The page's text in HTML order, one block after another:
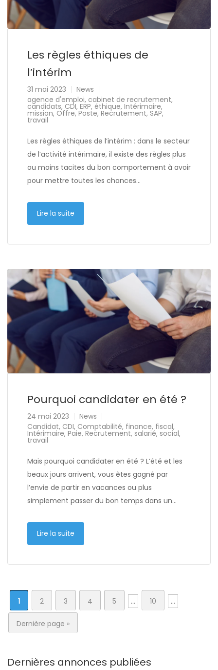
Les règles éthiques de
l’intérim
31 mai 2023
News
agence d'emploi, cabinet de recrutement,
candidats, CDI, ERP, éthique, Intérimaire,
mission, Offre, Poste, Recrutement, SAP,
travail
Les règles éthiques de l’intérim : dans le secteur
de l’activité intérimaire, il existe des règles plus
ou moins tacites du bon comportement à avoir
pour mettre toutes les chances…
Lire la suite
Pourquoi candidater en été ?
24 mai 2023
News
Candidat, CDI, Comptabilité, finance, fiscal,
Intérimaire, Paie, Recrutement, salarié, social,
travail
Mais pourquoi candidater en été ? L’été et les
beaux jours arrivent, vous êtes gagné par
l’envie de partir en vacances ou plus
simplement passer du bon temps dans un…
Lire la suite
1 2 3 4 5 ... 10 ...
Dernière page »
Dernières annonces publiées